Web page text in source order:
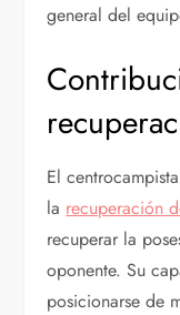
general del
El
la recuperación
recuperar la
oponente. Su
posicionarse de